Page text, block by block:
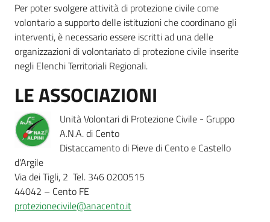
Per poter svolgere attività di protezione civile come
volontario a supporto delle istituzioni che coordinano gli
interventi, è necessario essere iscritti ad una delle
organizzazioni di volontariato di protezione civile inserite
negli Elenchi Territoriali Regionali.
LE ASSOCIAZIONI
Unità Volontari di Protezione Civile - Gruppo
A.N.A. di Cento
Distaccamento di Pieve di Cento e Castello
d'Argile
Via dei Tigli, 2 Tel. 346 0200515
44042 – Cento FE
protezionecivile@anacento.it